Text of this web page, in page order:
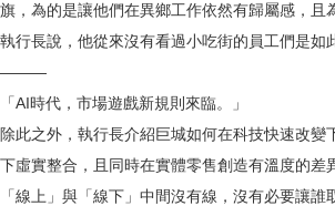
旗，為的是讓他們在異鄉工作依然有歸屬感，且
執行長說，他從來沒有看過小吃街的員工們是如
———
「AI時代，市場遊戲新規則來臨。」
除此之外，執行長介紹巨城如何在科技快速改變
下虛實整合，且同時在實體零售創造有溫度的差
「線上」與「線下」中間沒有線，沒有必要讓